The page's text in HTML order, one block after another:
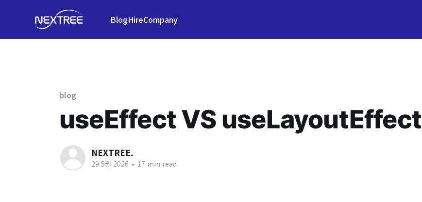
BlogHireCompany
blog
useEffect VS useLayoutEffect
NEXTREE.
29 5월 2026 • 17 min read